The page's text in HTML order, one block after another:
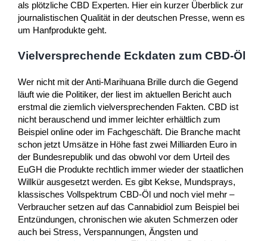
als plötzliche CBD Experten. Hier ein kurzer Überblick zur
journalistischen Qualität in der deutschen Presse, wenn es
um Hanfprodukte geht.
Vielversprechende Eckdaten zum CBD-Öl
Wer nicht mit der Anti-Marihuana Brille durch die Gegend
läuft wie die Politiker, der liest im aktuellen Bericht auch
erstmal die ziemlich vielversprechenden Fakten. CBD ist
nicht berauschend und immer leichter erhältlich zum
Beispiel online oder im Fachgeschäft. Die Branche macht
schon jetzt Umsätze in Höhe fast zwei Milliarden Euro in
der Bundesrepublik und das obwohl vor dem Urteil des
EuGH die Produkte rechtlich immer wieder der staatlichen
Willkür ausgesetzt werden. Es gibt Kekse, Mundsprays,
klassisches Vollspektrum CBD-Öl und noch viel mehr –
Verbraucher setzen auf das Cannabidiol zum Beispiel bei
Entzündungen, chronischen wie akuten Schmerzen oder
auch bei Stress, Verspannungen, Ängsten und